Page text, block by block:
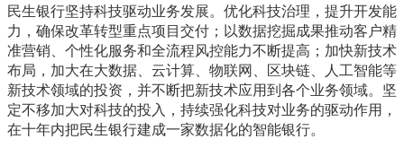
民生银行坚持科技驱动业务发展。优化科技治理，提升开发能
力，确保改革转型重点项目交付；以数据挖掘成果推动客户精
准营销、个性化服务和全流程风控能力不断提高；加快新技术
布局，加大在大数据、云计算、物联网、区块链、人工智能等
新技术领域的投资，并不断把新技术应用到各个业务领域。坚
定不移加大对科技的投入，持续强化科技对业务的驱动作用，
在十年内把民生银行建成一家数据化的智能银行。